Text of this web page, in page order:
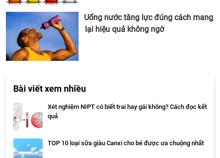
Uống nước tăng lực đúng cách mang
lại hiệu quả không ngờ
Bài viết xem nhiều
Xét nghiệm NIPT có biết trai hay gái không? Cách đọc kết
quả
TOP 10 loại sữa giàu Canxi cho bé được ưa chuộng nhất